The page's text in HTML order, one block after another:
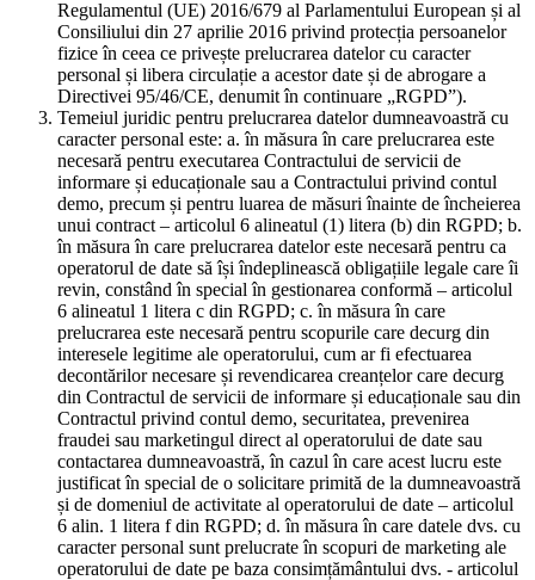
Regulamentul (UE) 2016/679 al Parlamentului European și al
Consiliului din 27 aprilie 2016 privind protecția persoanelor
fizice în ceea ce privește prelucrarea datelor cu caracter
personal și libera circulație a acestor date și de abrogare a
Directivei 95/46/CE, denumit în continuare „RGPD”).
Temeiul juridic pentru prelucrarea datelor dumneavoastră cu
caracter personal este: a. în măsura în care prelucrarea este
necesară pentru executarea Contractului de servicii de
informare și educaționale sau a Contractului privind contul
demo, precum și pentru luarea de măsuri înainte de încheierea
unui contract – articolul 6 alineatul (1) litera (b) din RGPD; b.
în măsura în care prelucrarea datelor este necesară pentru ca
operatorul de date să își îndeplinească obligațiile legale care îi
revin, constând în special în gestionarea conformă – articolul
6 alineatul 1 litera c din RGPD; c. în măsura în care
prelucrarea este necesară pentru scopurile care decurg din
interesele legitime ale operatorului, cum ar fi efectuarea
decontărilor necesare și revendicarea creanțelor care decurg
din Contractul de servicii de informare și educaționale sau din
Contractul privind contul demo, securitatea, prevenirea
fraudei sau marketingul direct al operatorului de date sau
contactarea dumneavoastră, în cazul în care acest lucru este
justificat în special de o solicitare primită de la dumneavoastră
și de domeniul de activitate al operatorului de date – articolul
6 alin. 1 litera f din RGPD; d. în măsura în care datele dvs. cu
caracter personal sunt prelucrate în scopuri de marketing ale
operatorului de date pe baza consimțământului dvs. - articolul